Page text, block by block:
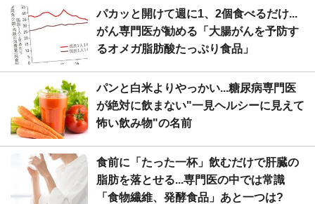
パカッと開けて週に1、2個食べるだけ...
がん専門医が勧める「大腸がんを予防す
るオメガ脂肪酸たっぷり食品」
パンと白米よりやっかい...糖尿病専門医
が絶対に飲まない"一見ヘルシーに見えて
怖い飲み物"の名前
食前に「たった一杯」飲むだけで肝臓の
脂肪を落とせる...専門医の中では常識
「食物繊維、発酵食品」あと一つは?